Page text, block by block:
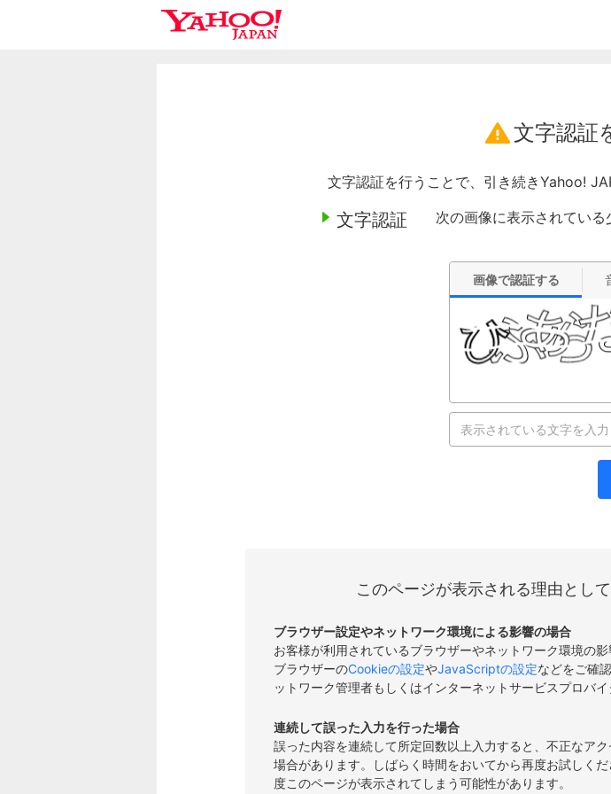
文字認証
文字認証を行うことで、引き続きYahoo!
文字認証 次の画像に表示されている
画像で認証する
このページが表示される理由とし
ブラウザー設定やネットワーク環境による影響の場合
お客様が利用されているブラウザーやネットワーク環境の
ブラウザーのCookieの設定やJavaScriptの設定などをご確
ットワーク管理者もしくはインターネットサービスプロバイ
連続して誤った入力を行った場合
誤った内容を連続して所定回数以上入力すると、不正なア
場合があります。しばらく時間をおいてから再度お試しく
度このページが表示されてしまう可能性があります。